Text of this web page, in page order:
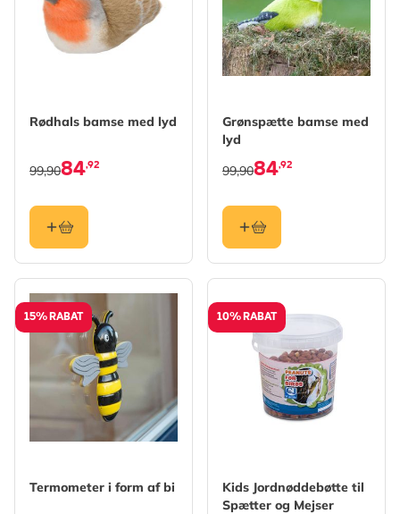
Rødhals bamse med lyd
84,92
99,90
Grønspætte bamse med
lyd
84,92
99,90
15% RABAT
Termometer i form af bi
10% RABAT
Kids Jordnøddebøtte til
Spætter og Mejser